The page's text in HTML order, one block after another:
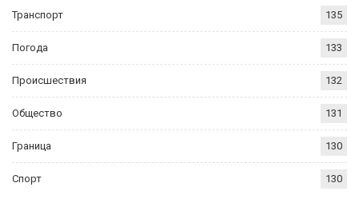
Транспорт 135
Погода 133
Происшествия 132
Общество 131
Граница 130
Спорт 130